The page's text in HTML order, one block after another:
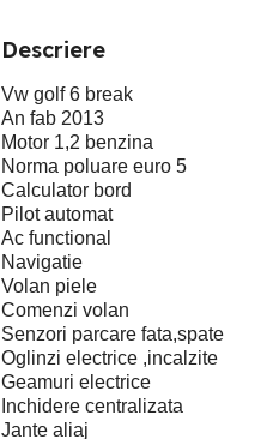
Descriere
Vw golf 6 break
An fab 2013
Motor 1,2 benzina
Norma poluare euro 5
Calculator bord
Pilot automat
Ac functional
Navigatie
Volan piele
Comenzi volan
Senzori parcare fata,spate
Oglinzi electrice ,incalzite
Geamuri electrice
Inchidere centralizata
Jante aliaj